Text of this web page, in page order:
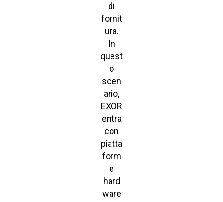
di
fornit
ura.
In
quest
o
scen
ario,
EXOR
entra
con
piatta
form
e
hard
ware